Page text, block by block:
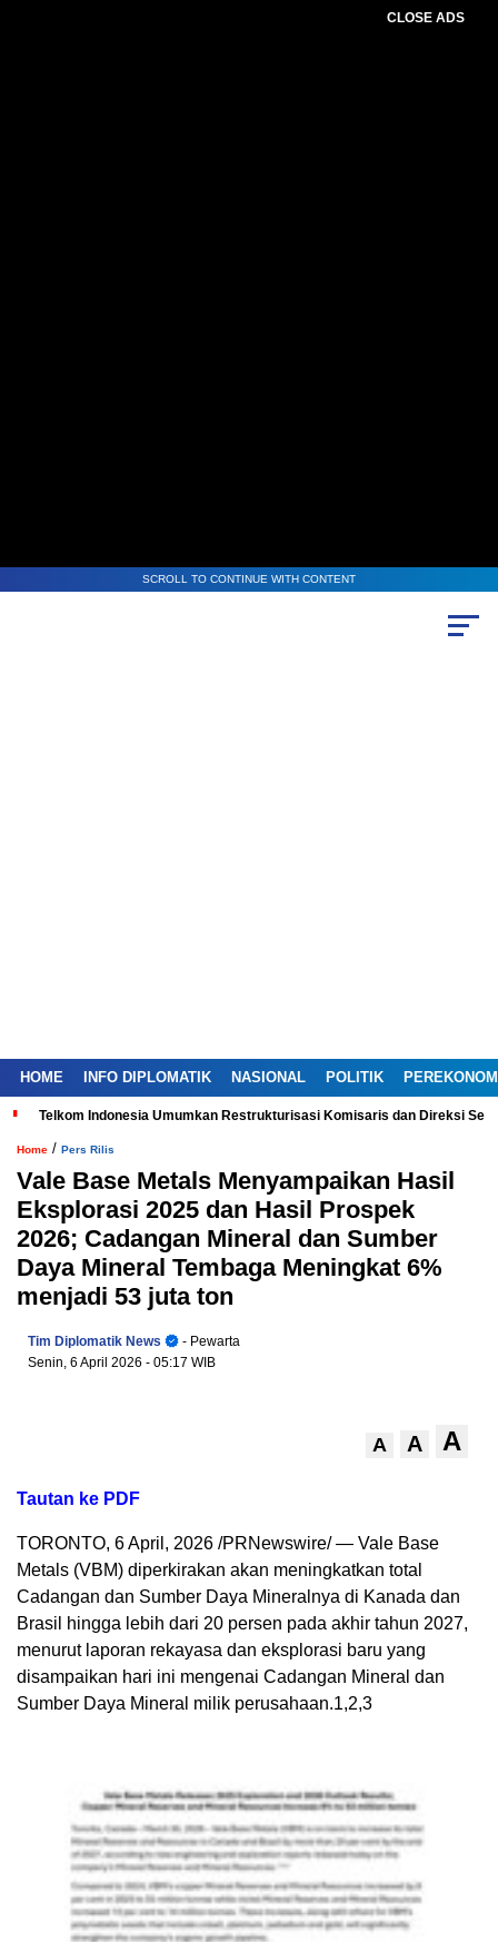
CLOSE ADS
SCROLL TO CONTINUE WITH CONTENT
HOME INFO DIPLOMATIK NASIONAL POLITIK
Telkom Indonesia Umumkan Restrukturisasi Komisaris dan Direksi
Home / Pers Rilis
Vale Base Metals Menyampaikan Hasil
Eksplorasi 2025 dan Hasil Prospek
2026; Cadangan Mineral dan Sumber
Daya Mineral Tembaga Meningkat 6%
menjadi 53 juta ton
Tim Diplomatik News
- Pewarta
Senin, 6 April 2026 - 05:17 WIB
A A A
Tautan ke PDF
TORONTO, 6 April, 2026 /PRNewswire/ — Vale Base
Metals (VBM) diperkirakan akan meningkatkan total
Cadangan dan Sumber Daya Mineralnya di Kanada dan
Brasil hingga lebih dari 20 persen pada akhir tahun 2027,
menurut laporan rekayasa dan eksplorasi baru yang
disampaikan hari ini mengenai Cadangan Mineral dan
Sumber Daya Mineral milik perusahaan.1,2,3